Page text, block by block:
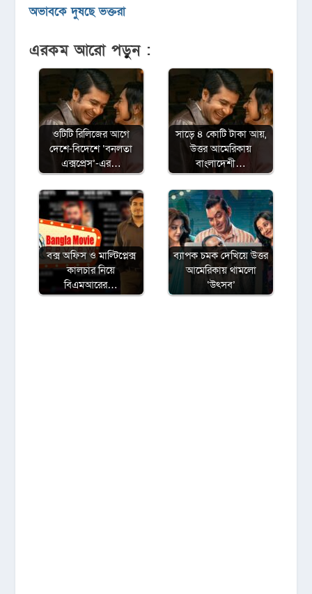
অভাবকে দুষছে ভক্তরা
এরকম আরো পড়ুন :
ওটিটি রিলিজের আগে
দেশে-বিদেশে ‘বনলতা
এক্সপ্রেস’-এর…
সাড়ে ৪ কোটি টাকা আয়,
উত্তর আমেরিকায়
বাংলাদেশী…
বক্স অফিস ও মাল্টিপ্লেক্স
কালচার নিয়ে
বিএমআরের…
ব্যাপক চমক দেখিয়ে উত্তর
আমেরিকায় থামলো
‘উৎসব’